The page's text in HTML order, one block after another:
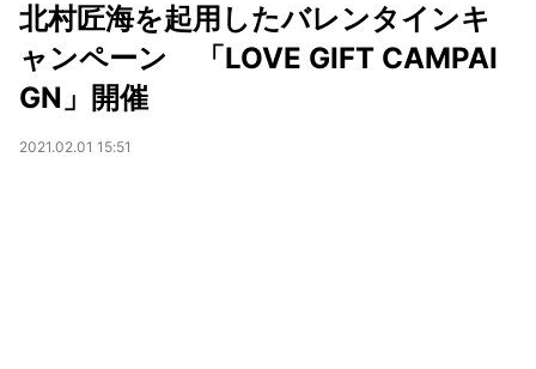
北村匠海を起用したバレンタインキ
ャンペーン 「LOVE GIFT CAMPAI
GN」開催
2021.02.01 15:51